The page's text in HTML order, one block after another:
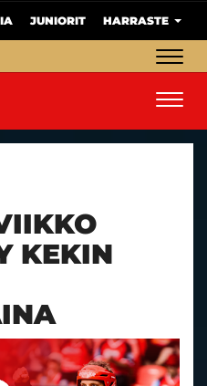
JUNIORIT HARRASTE
KEKIN